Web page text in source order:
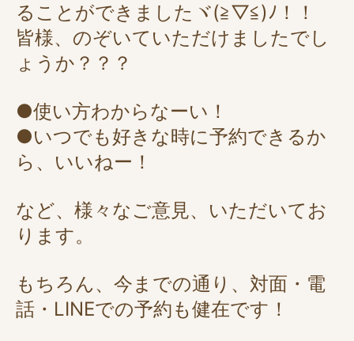
ることができましたヾ(≧▽≦)ﾉ！！
皆様、のぞいていただけましたでし
ょうか？？？
●使い方わからなーい！
●いつでも好きな時に予約できるか
ら、いいねー！
など、様々なご意見、いただいてお
ります。
もちろん、今までの通り、対面・電
話・LINEでの予約も健在です！